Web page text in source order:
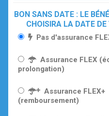
BON SANS DATE : LE
CHOISIRA LA DATE
Pas d'assurance
Assurance FLEX
prolongation)
Assurance FLEX+
(remboursement)